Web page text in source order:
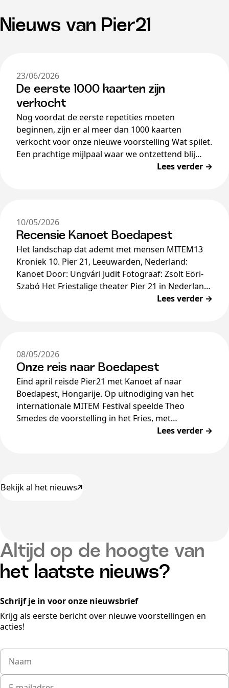
Nieuws van Pier21
23/06/2026
De eerste 1000 kaarten zijn
verkocht
Nog voordat de eerste repetities moeten
beginnen, zijn er al meer dan 1000 kaarten
verkocht voor onze nieuwe voorstelling Wat spilet.
Een prachtige mijlpaal waar we ontzettend blij
Lees verder →
10/05/2026
Recensie Kanoet Boedapest
Het landschap dat ademt met mensen MITEM13
Kroniek 10. Pier 21, Leeuwarden, Nederland:
Kanoet Door: Ungvári Judit Fotograaf: Zsolt Eöri-
Szabó Het Friestalige theater Pier 21 in Nederland
Lees verder →
08/05/2026
Onze reis naar Boedapest
Eind april reisde Pier21 met Kanoet af naar
Boedapest, Hongarije. Op uitnodiging van het
internationale MITEM Festival speelde Theo
Smedes de voorstelling in het Fries, met
Hongaarse en Engelse boventiteling, in het…
Lees verder →
Bekijk al het nieuws
Altijd op de hoogte van
het laatste nieuws?
Schrijf je in voor onze nieuwsbrief
Krijg als eerste bericht over nieuwe voorstellingen en
acties!